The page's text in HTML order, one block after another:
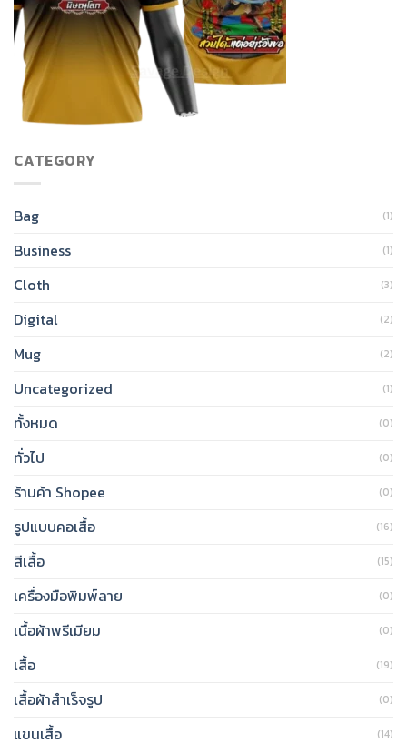
CATEGORY
Bag (1)
Business (1)
Cloth (3)
Digital (2)
Mug (2)
Uncategorized (1)
ทั้งหมด (0)
ทั่วไป (0)
ร้านค้า Shopee (0)
รูปแบบคอเสื้อ (16)
สีเสื้อ (15)
เครื่องมือพิมพ์ลาย (0)
เนื้อผ้าพรีเมียม (0)
เสื้อ (19)
เสื้อผ้าสำเร็จรูป (0)
แขนเสื้อ (14)